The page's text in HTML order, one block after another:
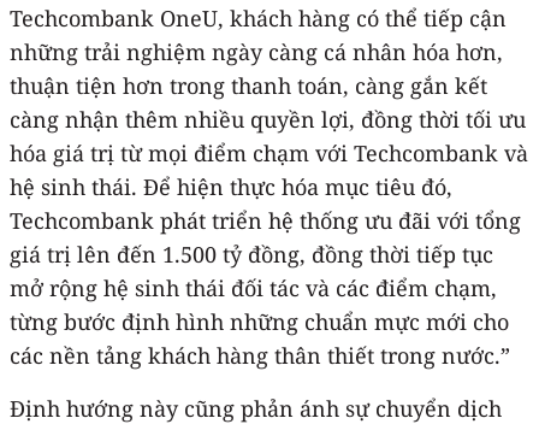
Techcombank OneU, khách hàng có thể tiếp cận
những trải nghiệm ngày càng cá nhân hóa hơn,
thuận tiện hơn trong thanh toán, càng gắn kết
càng nhận thêm nhiều quyền lợi, đồng thời tối ưu
hóa giá trị từ mọi điểm chạm với Techcombank và
hệ sinh thái. Để hiện thực hóa mục tiêu đó,
Techcombank phát triển hệ thống ưu đãi với tổng
giá trị lên đến 1.500 tỷ đồng, đồng thời tiếp tục
mở rộng hệ sinh thái đối tác và các điểm chạm,
từng bước định hình những chuẩn mực mới cho
các nền tảng khách hàng thân thiết trong nước.”
Định hướng này cũng phản ánh sự chuyển dịch